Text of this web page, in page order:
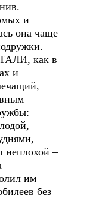
и
она чаще
как в
и
–
им
без